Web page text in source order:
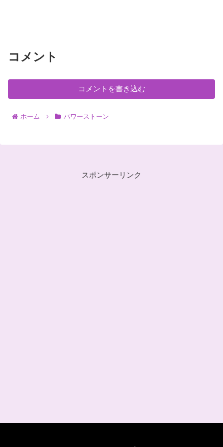
コメント
コメントを書き込む
ホーム パワーストーン
スポンサーリンク